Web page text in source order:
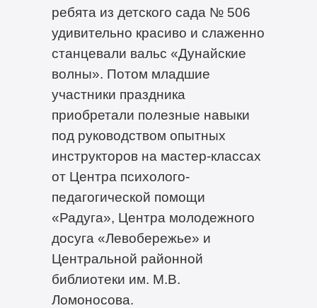
ребята из детского сада № 506
удивительно красиво и слаженно
станцевали вальс «Дунайские
волны». Потом младшие
участники праздника
приобретали полезные навыки
под руководством опытных
инструкторов на мастер-классах
от Центра психолого-
педагогической помощи
«Радуга», Центра молодежного
досуга «Левобережье» и
Центральной районной
библиотеки им. М.В.
Ломоносова.